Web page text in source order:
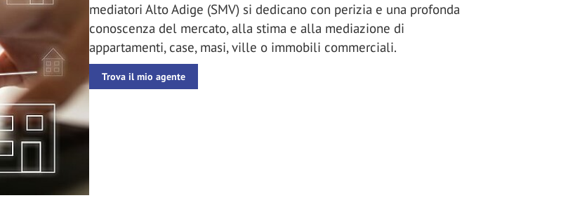
mediatori Alto Adige (SMV) si dedicano con perizia e una profonda
conoscenza del mercato, alla stima e alla mediazione di
appartamenti, case, masi, ville o immobili commerciali.
Trova il mio agente